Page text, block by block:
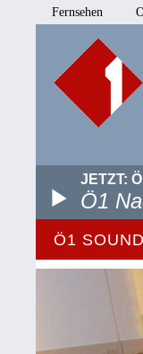
Fernsehen
JETZT:
Ö1
Ö1 SOUND